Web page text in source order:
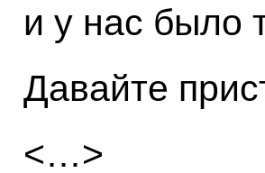
и у нас было
Давайте
<…>